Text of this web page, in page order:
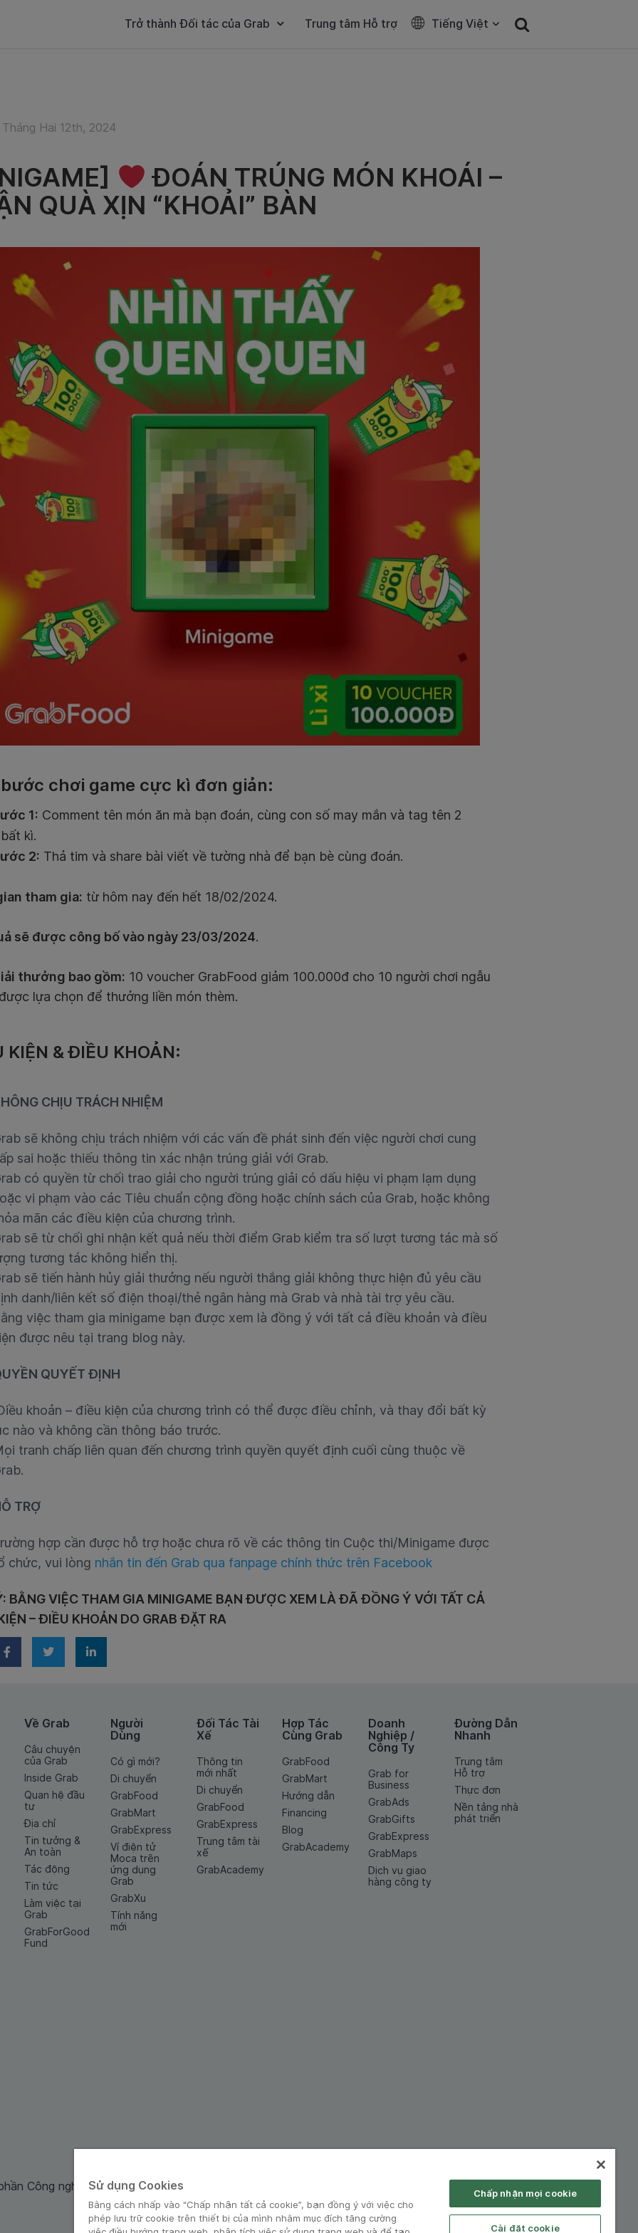
Trở thành Đối tác của Grab Trung tâm Hỗ trợ Tiếng Việt
Hai 12th, 2024
ĐOÁN TRÚNG MÓN KHOÁI –
QUÀ XỊN “KHOẢI” BÀN
chơi game cực kì đơn giản:
1: Comment tên món ăn mà bạn đoán, cùng con số may mắn và tag tên 2
kì.
2: Thả tim và share bài viết về tường nhà để bạn bè cùng đoán.
tham gia: từ hôm nay đến hết 18/02/2024.
sẽ được công bố vào ngày 23/03/2024.
thưởng bao gồm: 10 voucher GrabFood giảm 100.000đ cho 10 người chơi ngẫu
lựa chọn để thưởng liền món thèm.
KIỆN & ĐIỀU KHOẢN:
CHỊU TRÁCH NHIỆM
sẽ không chịu trách nhiệm với các vấn đề phát sinh đến việc người chơi cung
sai hoặc thiếu thông tin xác nhận trúng giải với Grab.
có quyền từ chối trao giải cho người trúng giải có dấu hiệu vi phạm lạm dụng
vi phạm vào các Tiêu chuẩn cộng đồng hoặc chính sách của Grab, hoặc không
mãn các điều kiện của chương trình.
sẽ từ chối ghi nhận kết quả nếu thời điểm Grab kiểm tra số lượt tương tác mà số
tương tác không hiển thị.
sẽ tiến hành hủy giải thưởng nếu người thắng giải không thực hiện đủ yêu cầu
danh/liên kết số điện thoại/thẻ ngân hàng mà Grab và nhà tài trợ yêu cầu.
việc tham gia minigame bạn được xem là đồng ý với tất cả điều khoản và điều
được nêu tại trang blog này.
QUYẾT ĐỊNH
khoản – điều kiện của chương trình có thể được điều chỉnh, và thay đổi bất kỳ
nào và không cần thông báo trước.
tranh chấp liên quan đến chương trình quyền quyết định cuối cùng thuộc về
TRỢ
hợp cần được hỗ trợ hoặc chưa rõ về các thông tin Cuộc thi/Minigame được
chức, vui lòng nhắn tin đến Grab qua fanpage chính thức trên Facebook
BẰNG VIỆC THAM GIA MINIGAME BẠN ĐƯỢC XEM LÀ ĐÃ ĐỒNG Ý VỚI TẤT CẢ
– ĐIỀU KHOẢN DO GRAB ĐẶT RA
Về Grab
Câu chuyện
của Grab
Inside Grab
Quan hệ đầu
tư
Địa chỉ
Tin tưởng &
An toàn
Tác động
Tin tức
Làm việc tại
Grab
GrabForGood
Fund
Người
Dùng
Có gì mới?
Di chuyển
GrabFood
GrabMart
GrabExpress
Ví điện tử
Moca trên
ứng dụng
Grab
GrabXu
Tính năng
mới
Đối Tác Tài
Xế
Thông tin
mới nhất
Di chuyển
GrabFood
GrabExpress
Trung tâm tài
xế
GrabAcademy
Hợp Tác
Cùng Grab
GrabFood
GrabMart
Hướng dẫn
Financing
Blog
GrabAcademy
Doanh
Nghiệp /
Công Ty
Grab for
Business
GrabAds
GrabGifts
GrabExpress
GrabMaps
Dịch vụ giao
hàng công ty
Đường Dẫn
Nhanh
Trung tâm
Hỗ trợ
Thực đơn
Nền tảng nhà
phát triển
Công nghệ và Dịch Vụ Moca cung cấp. Mã số doanh nghiệp:
Sử dụng Cookies
Bằng cách nhấp vào “Chấp nhận tất cả cookie”, bạn đồng ý với việc cho
phép lưu trữ cookie trên thiết bị của mình nhằm mục đích tăng cường
Chấp nhận mọi cookie
Cài đặt cookie